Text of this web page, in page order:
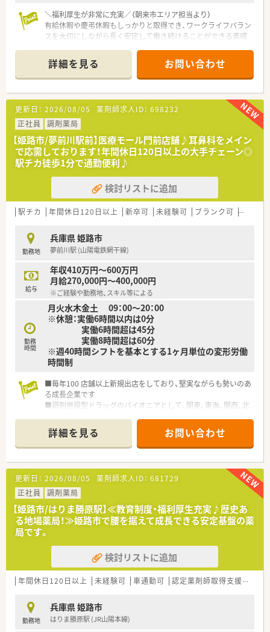
＼福利厚生が非常に充実／（朝来市エリア担当より）
有給休暇や慶弔休暇もしっかりと取得でき、ワークライフバラン
スを大切にしながら長く安定して働き続けることができる素晴
【店舗情報と応需状況について】
■内科や小児科や精神科の処方箋を1日あたり約50枚応需して
おり、幅広い処方内容に触れられる環境です。
■常勤2名と非常勤2名の薬剤師、3名の事務員が在籍しており、
医薬品約1000品目を取り扱っています。
■月曜から金曜は8時から18時30分、土曜は8時から13時まで開
局し、車通勤も可能な立地環境となります。
【法人特徴について】
■全国各地に280店舗以上を展開している安定した基盤を持ち、
創業以来無借金での経営を継続しております。
■処方箋枚数重視ではなく、地域密着型クリニックとのマンツー
マン体制を大切にゆったりと働ける環境です。
■エリアマネージャーやラウンダーが全国各地に配置されてお
【求人情報について】
■年俸制を採用しており、経験やスキルを考慮したうえで年収
500万円から650万円でのご相談が可能です。
■毎月40000円から50000円の住宅手当や固定残業手当、資格手
当など豊富な各種手当が用意されています。
■日曜日や祝日に加えて半休が2日あり、各種休暇制度や慶弔休
暇も完備された週休2日制での勤務となります。
【勤務実態について】
■店舗主導でシフトが組まれるため、週44時間勤務や週6日勤務
となる場合がある点については事前確認が必要です。
■40時間分の固定残業代が含まれた給与形態であり、それを前
■1店舗あたりの平均残業時間は月間19時間前後となっており、
超過分については15分単位で支給が行われます。
詳細を見る お問い合わせ
更新日： 2026/08/05 薬剤師求人ID： 698232
正社員
調剤薬局
【姫路市/夢前川駅前】医療モール門前店舗♪耳鼻科をメイン
で応需しております！年間休日120日以上の大手チェーン◎
駅チカ徒歩1分で通勤便利♪
検討リストに追加
駅チカ 年間休日120日以上 新卒可 未経験可 ブランク可 高給与
勤務地
兵庫県 姫路市
夢前川駅 (山陽電鉄網干線)
給与
年収410万円～600万円
月給270,000円～400,000円
※ご経験や勤務地、スキル等による
勤務
時間
月火水木金土 09：00～20：00
※休憩：実働6時間以内は0分
実働6時間超は45分
実働8時間超は60分
※週40時間シフトを基本とする1ヶ月単位の変形労働
時間制
■毎年100 店舗以上新規出店をしており、堅実ながらも勢いのあ
る成長企業です
■調剤併設型ドラッグのパイオニアとして、関東、東海、関西、北
■研修制度は様々なプランがあり、集合研修だけでなく任意で受
講可能な研修も幅広く用意されています
■店舗で活躍する従業員、社外で活躍する従業員、将来経営幹部
となる従業員など、薬剤師として様々な活躍ができるフィールド
を用意されています
■総合薬剤師・調剤薬剤師（土日休み・19時までの勤務）どちらか
の働き方を選択できます
■調剤併設型だけでなく「医療モール・クリニック併設店舗」「敷
地内薬局」「訪問調剤特化型店舗」など様々な店舗を運営してい
ます
■在宅医療にも積極的取り組んでおり「訪問調剤特化型店舗」を
50店舗以上、無菌調剤室は業界最多の51店舗設置しています
■「プラチナくるみん認定企業」「健康経営優良法人2023（大規模
法人部門）認定」等を取得し一人ひとりが働きやすい環境が整備
されています
があるのも特徴です
詳細を見る お問い合わせ
更新日： 2026/08/05 薬剤師求人ID： 681729
正社員
調剤薬局
【姫路市/はりま勝原駅】≪教育制度・福利厚生充実♪歴史あ
る地場薬局！≫姫路市で腰を据えて成長できる安定基盤の薬
局です。
検討リストに追加
年間休日120日以上 未経験可 車通勤可 認定薬剤師取得支援あり
勤務地
兵庫県 姫路市
はりま勝原駅 (JR山陽本線)